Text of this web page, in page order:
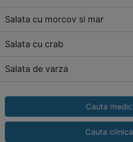
Salata cu morcov si mar
Salata cu crab
Salata de varza
Cauta medic
Cauta clinica